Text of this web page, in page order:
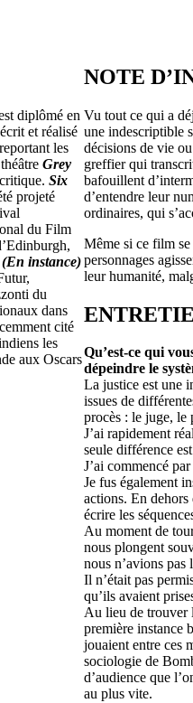
diplômé en
et réalisé
les
Grey
Six
projeté
du Film
instance)
du
dans
cité
les
aux Oscars
NOTE
Vu tout ce qui a
une indescriptible
décisions de vie
greffier qui
bafouillent
d’entendre leur
ordinaires, qui
Même si ce film
personnages
leur humanité,
Qu’est-ce qui
dépeindre le
La justice est une
issues de
procès : le juge, le
J’ai rapidement
seule différence
J’ai commencé
Je fus également
actions. En dehors
écrire les
Au moment de
nous plongent
nous n’avions
Il n’était pas
qu’ils avaient
Au lieu de trouver
première instance
jouaient entre ces
sociologie de
d’audience que
au plus vite.